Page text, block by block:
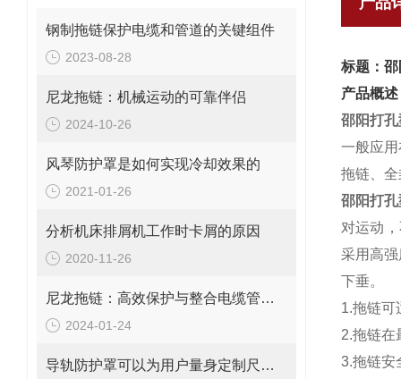
钢制拖链保护电缆和管道的关键组件
2023-08-28
尼龙拖链：机械运动的可靠伴侣
2024-10-26
风琴防护罩是如何实现冷却效果的
2021-01-26
分析机床排屑机工作时卡屑的原因
2020-11-26
尼龙拖链：高效保护与整合电缆管理解决方案
2024-01-24
导轨防护罩可以为用户量身定制尺寸大小
标题：
产品概述
邵阳打
一般应
拖链、
邵阳打
对运动
采用高
下垂。
1.拖链可
2.拖链在
3.拖链安